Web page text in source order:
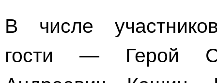
В числе
гости — Герой